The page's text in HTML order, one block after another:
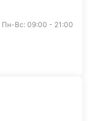
Пн-Вс: 09:00 - 21:00